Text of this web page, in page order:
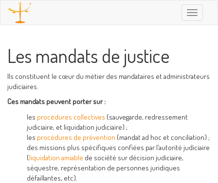
Toggle
Les mandats de justice
Ils constituent le cœur du métier des mandataires et administrateurs
judiciaires.
Ces mandats peuvent porter sur :
les procédures collectives (sauvegarde, redressement
judiciaire, et liquidation judiciaire) ;
les procédures de prévention (mandat ad hoc et conciliation) ;
des missions plus spécifiques confiées par l’autorité judiciaire
(liquidation amiable de société sur décision judiciaire,
séquestre, représentation de personnes juridiques
défaillantes, etc).